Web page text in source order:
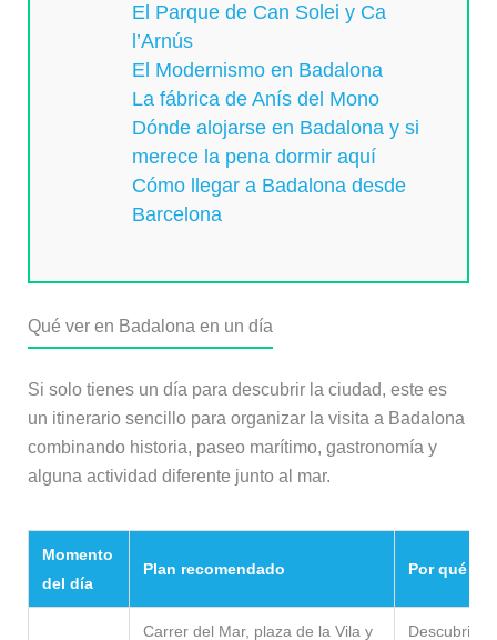
El Parque de Can Solei y Ca
l’Arnús
El Modernismo en Badalona
La fábrica de Anís del Mono
Dónde alojarse en Badalona y si
merece la pena dormir aquí
Cómo llegar a Badalona desde
Barcelona
Qué ver en Badalona en un día
Si solo tienes un día para descubrir la ciudad, este es
un itinerario sencillo para organizar la visita a Badalona
combinando historia, paseo marítimo, gastronomía y
alguna actividad diferente junto al mar.
Momento
del día
Plan recomendado Por qué
Carrer del Mar, plaza de la Vila y
Descubrir